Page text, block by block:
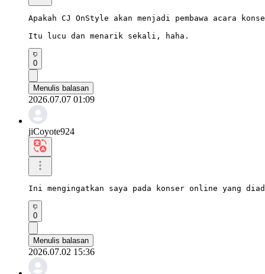
Apakah CJ OnStyle akan menjadi pembawa acara
Itu lucu dan menarik sekali, haha.
0
Menulis balasan
2026.07.07 01:09
jiCoyote924
Ini mengingatkan saya pada konser online yang
0
Menulis balasan
2026.07.02 15:36